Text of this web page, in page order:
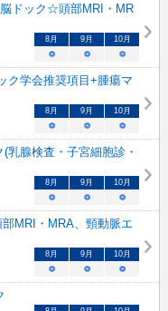
ドック☆頭部MRI・MR
8 月 9 月 10月
○ ○ ○
ク学会推奨項目+腫瘍マ
8 月 9 月 10月
○ ○ ○
乳腺検査・子宮細胞診・
8 月 9 月 10月
○ ○ ○
MRI・MRA、頸動脈エ
8 月 9 月 10月
○ ○ ○